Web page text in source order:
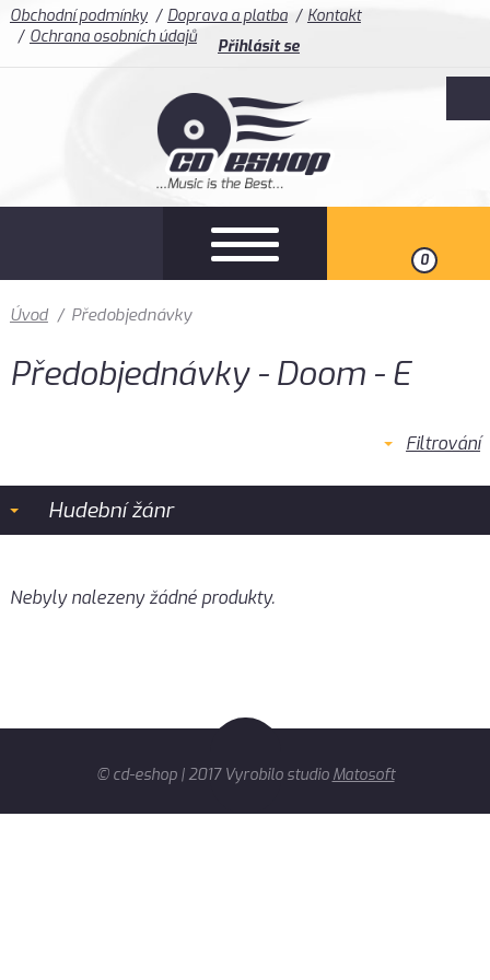
Obchodní podmínky Doprava a platba
Kontakt
Ochrana osobních údajů
Přihlásit se
0
Úvod / Předobjednávky
Předobjednávky - Doom - E
Filtrování
Hudební žánr
Nebyly nalezeny žádné produkty.
© cd-eshop | 2017 Vyrobilo studio Matosoft